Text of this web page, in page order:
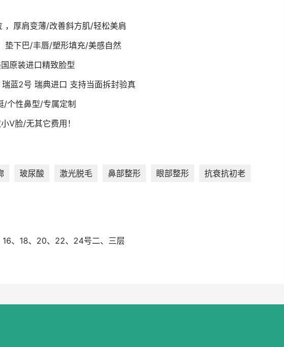
，厚肩变薄/改善斜方肌/轻松美肩
垫下巴/丰唇/塑形填充/美感自然
原装进口精致脸型
瑞蓝2号 瑞典进口 支持当面拆封验真
/个性鼻型/专属定制
V脸/无其它费用！
玻尿酸 激光脱毛 鼻部整形 眼部整形
抗衰抗初老
、18、20、22、24号二、三层